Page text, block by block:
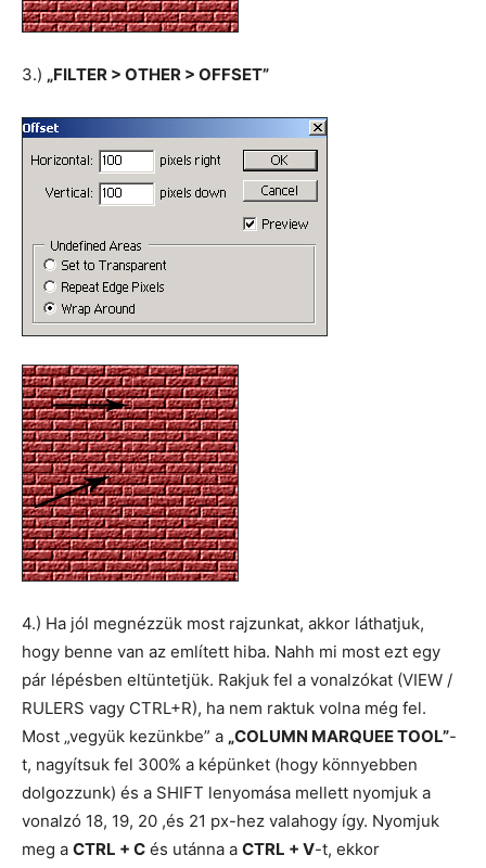
3.) „FILTER > OTHER > OFFSET”
4.) Ha jól megnézzük most rajzunkat, akkor láthatjuk,
hogy benne van az említett hiba. Nahh mi most ezt egy
pár lépésben eltüntetjük. Rakjuk fel a vonalzókat (VIEW /
RULERS vagy CTRL+R), ha nem raktuk volna még fel.
Most „vegyük kezünkbe” a „COLUMN MARQUEE TOOL”-
t, nagyítsuk fel 300% a képünket (hogy könnyebben
dolgozzunk) és a SHIFT lenyomása mellett nyomjuk a
vonalzó 18, 19, 20 ,és 21 px-hez valahogy így. Nyomjuk
meg a CTRL + C és utánna a CTRL + V-t, ekkor